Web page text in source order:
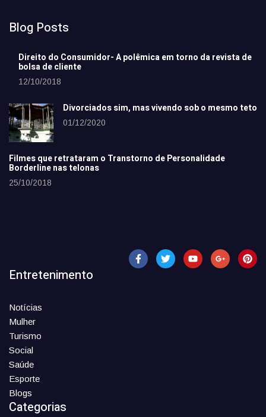
Blog Posts
Direito do Consumidor- A polêmica em torno da revista de
bolsa de cliente
12/10/2018
Divorciados sim, mas vivendo sob o mesmo teto
01/12/2020
Filmes que retrataram o Transtorno de Personalidade
Borderline nas telonas
25/10/2018
Entretenimento
Notícias
Mulher
Turismo
Social
Saúde
Esporte
Blogs
Categorias